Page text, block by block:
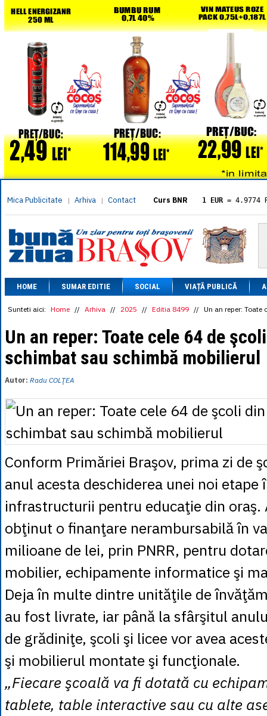
Mica Publicitate | Arhiva | Contact Curs BNR 1 EUR = 4.9774
= 5.8304
1 XAU= 464.4611
1 AED= 1.1933
1 AUD= 2.7957
1 BGN= 2.5449
1 CAD= 3.1559
1 CHF= 5.2813
1 CNY = 0.6015
1 DKK
= 0.6668
1 EGP= 0.0860
1 HUF= 1.2223
1 INR
= 0.0513
= 0.2227
1 NOK= 0.4191
1 NZD
1 PLN
1 RSD= 0.0425
1 RUB = 0.0530
1 SEK = 0.4526
1 TRY
= 0.1141
1 UAH= 0.1048
1 XDR
1 ZAR = 0.2318
HOME SUMAR EDITIE SOCIAL VIAȚĂ PUBLICĂ
Sunteti aici: Home // Arhiva // 2025 // Editia 8499 // Un an reper:
Un an reper: Toate cele 64 de
schimbat sau schimbă mobilierul
Autor: Radu COLŢEA
Conform Primăriei Braşov, prima zi de
anul acesta deschiderea unei noi etape
infrastructurii pentru educaţie din oraş.
obţinut o finanţare nerambursabilă în
milioane de lei, prin PNRR, pentru
mobilier, echipamente informatice şi
Deja în multe dintre unităţile de
au fost livrate, iar până la sfârşitul
de grădiniţe, şcoli şi licee vor avea
şi mobilierul montate şi funcţionale.
„Fiecare şcoală va fi dotată cu
tablete, table interactive sau cu alte